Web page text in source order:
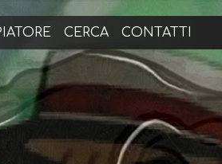
CERCA CONTATTI